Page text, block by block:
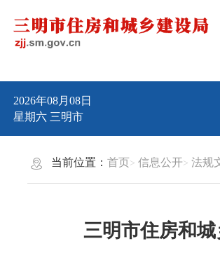
2026年08月08日
星期六 三明市
当前位置：首页 信息公开 法规
三明市住房和